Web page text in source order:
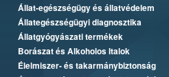
Állat-egészségügy és állatvédelem
Állategészségügyi diagnosztika
Állatgyógyászati termékek
Borászat és Alkoholos Italok
Élelmiszer- és takarmánybiztonság